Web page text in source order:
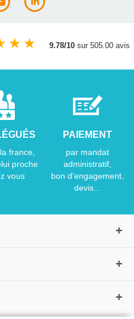
★ ★ 9.78/10 sur 505.00 avis
france,
proche
vous
PAIEMENT
par mandat
administratif,
bon d'engagement,
devis...